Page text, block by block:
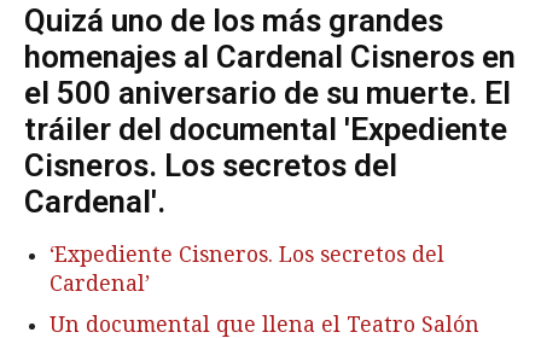
Quizá uno de los más grandes
homenajes al Cardenal Cisneros en
el 500 aniversario de su muerte. El
tráiler del documental 'Expediente
Cisneros. Los secretos del
Cardenal'.
‘Expediente Cisneros. Los secretos del
Cardenal’
Un documental que llena el Teatro Salón